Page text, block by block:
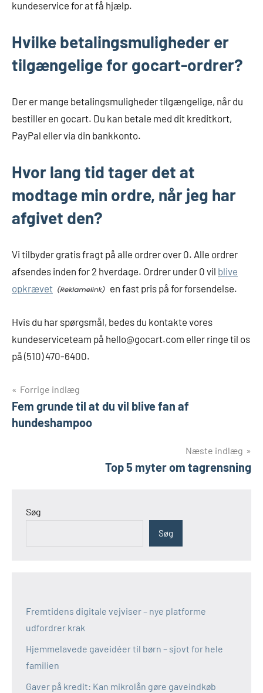
kundeservice for at få hjælp.
Hvilke betalingsmuligheder er
tilgængelige for gocart-ordrer?
Der er mange betalingsmuligheder tilgængelige, når du
bestiller en gocart. Du kan betale med dit kreditkort,
PayPal eller via din bankkonto.
Hvor lang tid tager det at
modtage min ordre, når jeg har
afgivet den?
Vi tilbyder gratis fragt på alle ordrer over 0. Alle ordrer
afsendes inden for 2 hverdage. Ordrer under 0 vil blive
opkrævet
en fast pris på for forsendelse.
Hvis du har spørgsmål, bedes du kontakte vores
kundeserviceteam på hello@gocart.com eller ringe til os
på (510) 470-6400.
Indlægsnavigation
Forrige indlæg
Fem grunde til at du vil blive fan af
hundeshampoo
Næste indlæg
Top 5 myter om tagrensning
Søg
Søg
Fremtidens digitale vejviser – nye platforme
udfordrer krak
Hjemmelavede gaveidéer til børn – sjovt for hele
familien
Gaver på kredit: Kan mikrolån gøre gaveindkøb